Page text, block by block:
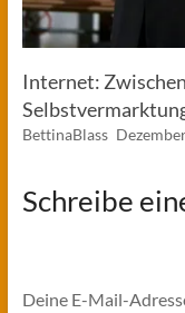
Internet:
BettinaBlass
Schreibe
Deine E-Mail-